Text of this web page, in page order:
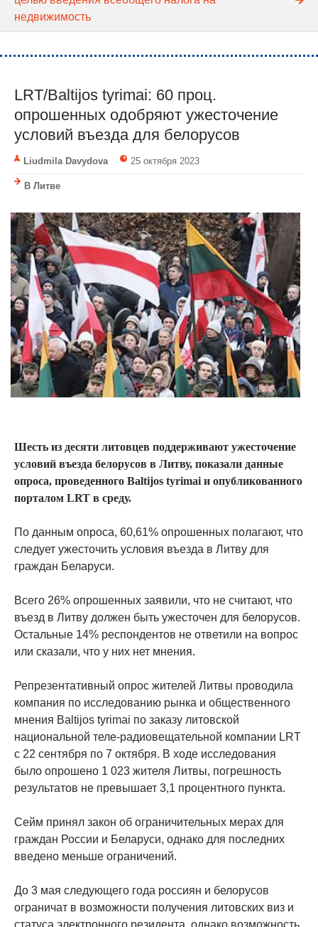
недвижимость
LRT/Baltijos tyrimai: 60 проц.
опрошенных одобряют ужесточение
условий въезда для белорусов
Liudmila Davydova 25 октября 2023
В Литве
Шесть из десяти литовцев поддерживают ужесточение
условий въезда белорусов в Литву, показали данные
опроса, проведенного Baltijos tyrimai и опубликованного
порталом LRT в среду.
По данным опроса, 60,61% опрошенных полагают, что
следует ужесточить условия въезда в Литву для
граждан Беларуси.
Всего 26% опрошенных заявили, что не считают, что
въезд в Литву должен быть ужесточен для белорусов.
Остальные 14% респондентов не ответили на вопрос
или сказали, что у них нет мнения.
Репрезентативный опрос жителей Литвы проводила
компания по исследованию рынка и общественного
мнения Baltijos tyrimai по заказу литовской
национальной теле-радиовещательной компании LRT
с 22 сентября по 7 октября. В ходе исследования
было опрошено 1 023 жителя Литвы, погрешность
результатов не превышает 3,1 процентного пункта.
Сейм принял закон об ограничительных мерах для
граждан России и Беларуси, однако для последних
введено меньше ограничений.
До 3 мая следующего года россиян и белорусов
ограничат в возможности получения литовских виз и